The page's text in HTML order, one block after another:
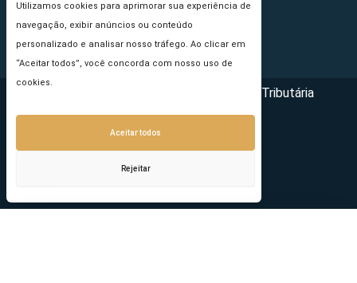
Utilizamos cookies para aprimorar sua experiência de
navegação, exibir anúncios ou conteúdo
personalizado e analisar nosso tráfego. Ao clicar em
“Aceitar todos”, você concorda com nosso uso de
cookies.
Aceitar todos
Rejeitar
Princípios Editoriais
Copyright © 2026 - Portal da Reforma Tributária